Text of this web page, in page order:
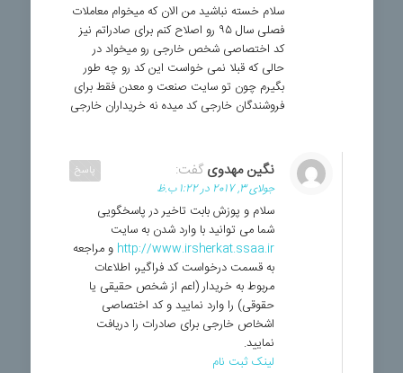
سلام خسته نباشید من الان که میخوام معاملات
فصلی سال ۹۵ رو اصلاح کنم برای صادراتم نیز
کد اختصاصی شخص خارجی رو میخواد در
حالی که قبلا نمی خواست این کد رو چه طور
بگیرم چون تو سایت صنعت و معدن فقط برای
فروشندگان خارجی کد میده نه خریداران خارجی
نگین مهدوی گفت:
جولای 3, 2017 در 1:22 ب.ظ
سلام و پوزش بابت تاخیر در پاسخگویی
شما می توانید با وارد شدن به سایت
http://www.irsherkat.ssaa.ir و مراجعه
به قسمت درخواست کد فراگیر، اطلاعات
مربوط به خریدار (اعم از شخص حقیقی یا
حقوقی) را وارد نمایید و کد اختصاصی
اشخاص خارجی برای صادرات را دریافت
نمایید.
لینک ثبت نام
پاسخ